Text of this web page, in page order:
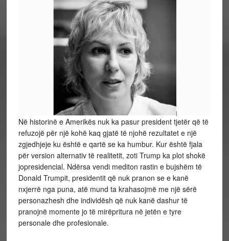
Në historinë e Amerikës nuk ka pasur president tjetër që të
refuzojë për një kohë kaq gjatë të njohë rezultatet e një
zgjedhjeje ku është e qartë se ka humbur. Kur është fjala
për version alternativ të realitetit, zoti Trump ka plot shokë
jopresidencial. Ndërsa vendi mediton rastin e bujshëm të
Donald Trumpit, presidentit që nuk pranon se e kanë
nxjerrë nga puna, atë mund ta krahasojmë me një sërë
personazhesh dhe individësh që nuk kanë dashur të
pranojnë momente jo të mirëpritura në jetën e tyre
personale dhe profesionale.